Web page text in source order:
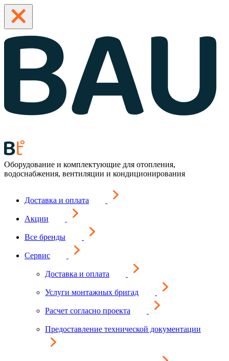
Оборудование и комплектующие для отопления,
водоснабжения, вентиляции и кондиционирования
Доставка и оплата
Акции
Все бренды
Сервис
Доставка и оплата
Услуги монтажных бригад
Расчет согласно проекта
Предоставление технической документации